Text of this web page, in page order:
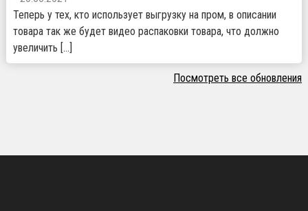
Теперь у тех, кто использует выгрузку на пром, в описании
товара так же будет видео распаковки товара, что должно
увеличить […]
Посмотреть все обновления